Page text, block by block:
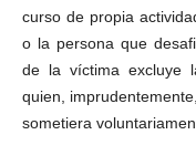
curso de propia
o la persona que
de la víctima excluye
quien,
sometiera